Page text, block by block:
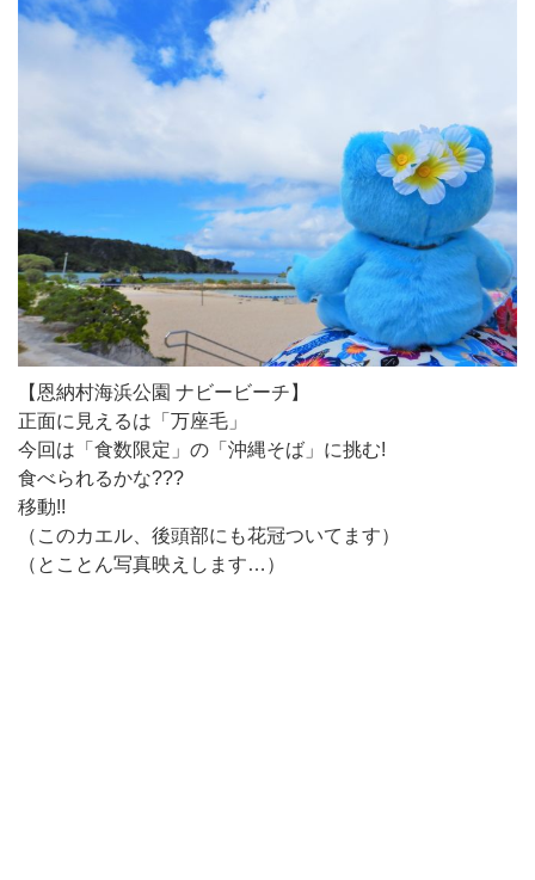
【恩納村海浜公園 ナビービーチ】
正面に見えるは「万座毛」
今回は「食数限定」の「沖縄そば」に挑む!
食べられるかな???
移動!!
（このカエル、後頭部にも花冠ついてます）
（とことん写真映えします…）